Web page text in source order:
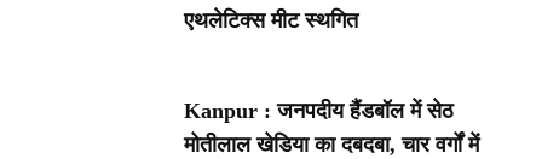
एथलेटिक्स मीट स्थगित
Kanpur : जनपदीय हैंडबॉल में सेठ
मोतीलाल खेडिया का दबदबा, चार वर्गों में